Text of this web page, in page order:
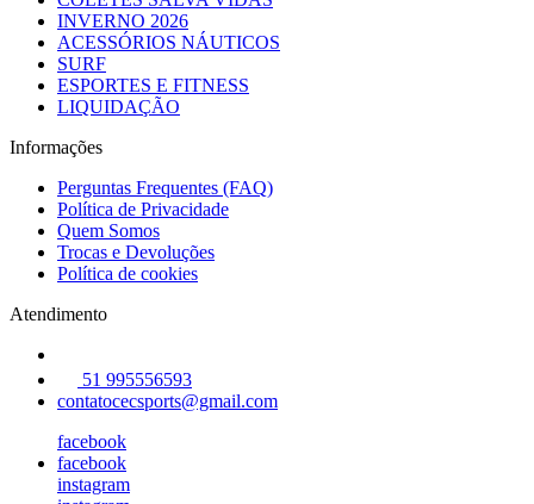
INVERNO 2026
ACESSÓRIOS NÁUTICOS
SURF
ESPORTES E FITNESS
LIQUIDAÇÃO
Informações
Perguntas Frequentes (FAQ)
Política de Privacidade
Quem Somos
Trocas e Devoluções
Política de cookies
Atendimento
51 995556593
contatocecsports@gmail.com
facebook
facebook
instagram